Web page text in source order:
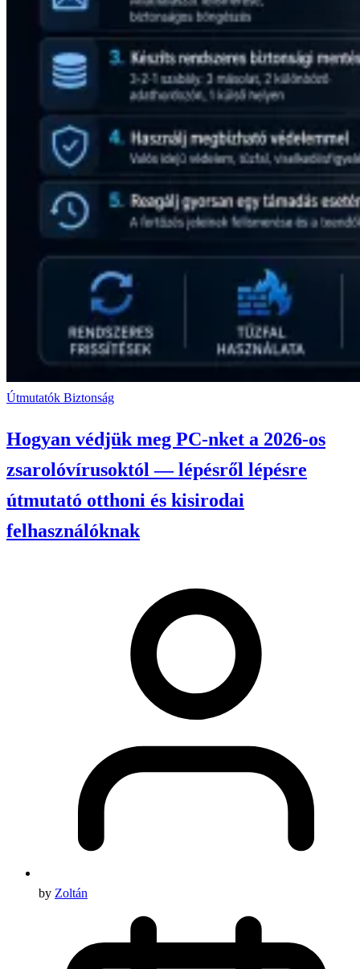
Útmutatók Biztonság
Hogyan védjük meg PC-nket a 2026-os
zsarolóvírusoktól — lépésről lépésre
útmutató otthoni és kisirodai
felhasználóknak
by Zoltán